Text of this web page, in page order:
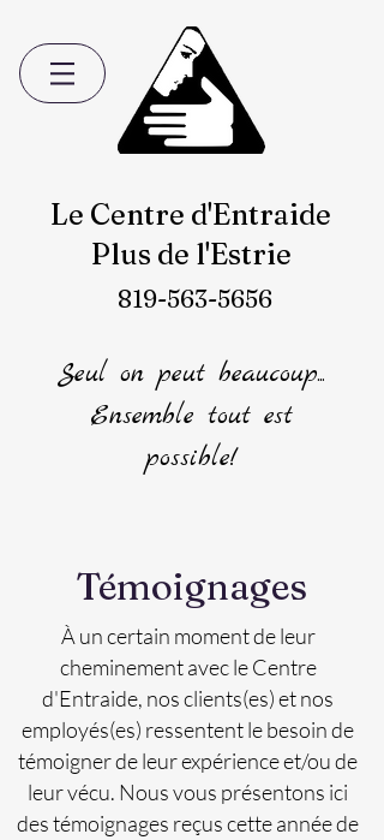
Le Centre d'Entraide
Plus de l'Estrie
819-563-5656
Seul on peut beaucoup...
Ensemble tout est
possible!
Témoignages
À un certain moment de leur
cheminement avec le Centre
d'Entraide, nos clients(es) et nos
employés(es) ressentent le besoin de
témoigner de leur expérience et/ou de
leur vécu. Nous vous présentons ici
des témoignages reçus cette année de